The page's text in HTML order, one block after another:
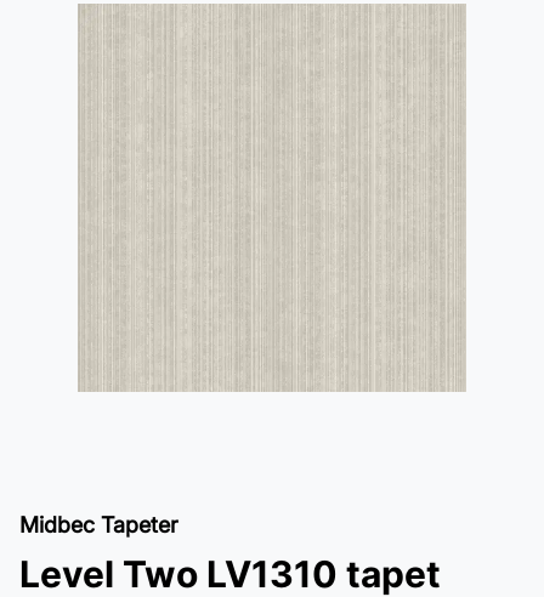
Midbec Tapeter
Level Two LV1310 tapet